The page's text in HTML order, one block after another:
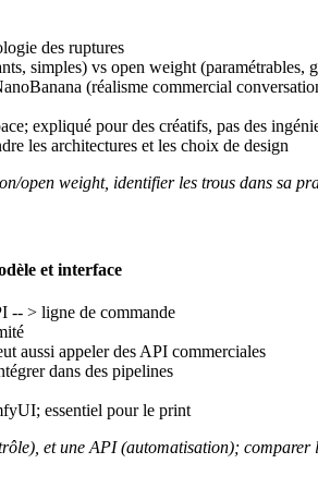
des ruptures
simples) vs open weight (paramétrables,
(réalisme commercial
expliqué pour des créatifs, pas des
les architectures et les choix de design
open weight, identifier les trous dans sa
et interface
-- > ligne de commande
aussi appeler des API commerciales
dans des pipelines
essentiel pour le print
et une API (automatisation); comparer